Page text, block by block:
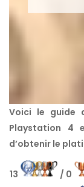
Voici le guide
Playstation 4
d’obtenir le
13 / 0